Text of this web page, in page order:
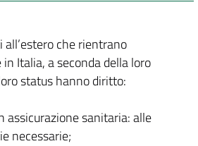
che rientrano
Italia, a seconda della loro
status hanno diritto:
assicurazione sanitaria: alle
necessarie;